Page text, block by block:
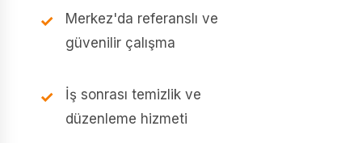
Merkez'da referanslı ve
güvenilir çalışma
İş sonrası temizlik ve
düzenleme hizmeti